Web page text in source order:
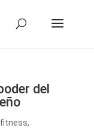
del
fitness,